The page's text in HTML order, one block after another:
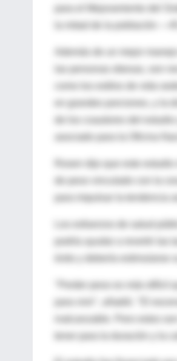
Además de un mejor
las personas obesas, son
como los estilos de vida
en grandes porciones, y la
de los coautores del
asociado para la Oficina
Rosen dijo que este
de peso vinculado con la
Los esfuerzos de salud
para vivir", añadió. "El
inalcanzable. Pero estos